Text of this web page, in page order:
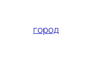
город